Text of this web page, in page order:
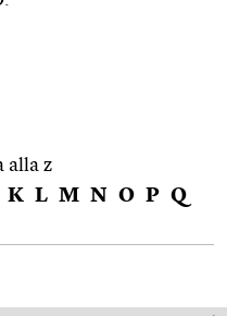
alla z
K L M N O P Q